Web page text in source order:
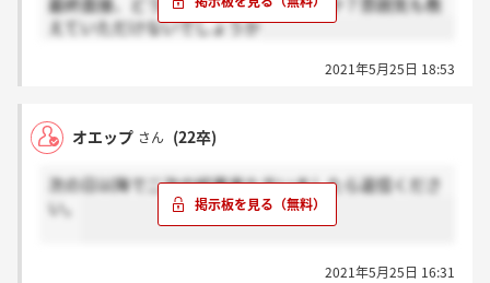
えていただけないでしょうか
2021年5月25日 18:53
オエップ さん (22卒)
次の日以降で二次の結果来た方いましたら返信くださ
い。
2021年5月25日 16:31